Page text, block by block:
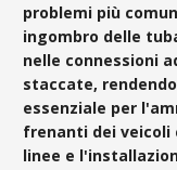
problemi più
ingombro delle
nelle connessioni
staccate,
essenziale per
frenanti dei veicoli
linee e